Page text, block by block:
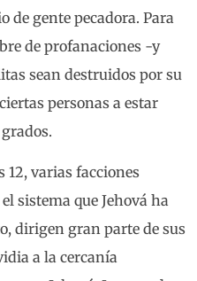
de gente pecadora. Para
de profanaciones -y
sean destruidos por su
personas a estar
12, varias facciones
sistema que Jehová ha
dirigen gran parte de sus
a la cercanía